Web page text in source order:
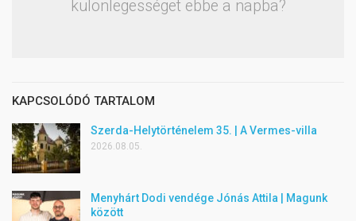
különlegességet ebbe a napba?
KAPCSOLÓDÓ TARTALOM
Szerda-Helytörténelem 35. | A Vermes-villa
2026.08.05.
Menyhárt Dodi vendége Jónás Attila | Magunk
között